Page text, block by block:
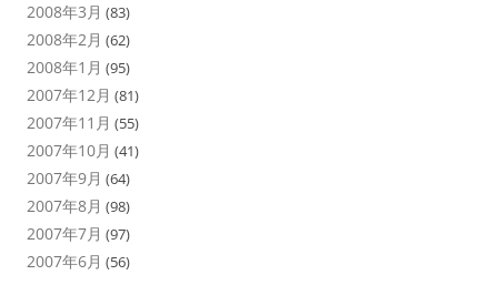
2008年3月 (83)
2008年2月 (62)
2008年1月 (95)
2007年12月 (81)
2007年11月 (55)
2007年10月 (41)
2007年9月 (64)
2007年8月 (98)
2007年7月 (97)
2007年6月 (56)